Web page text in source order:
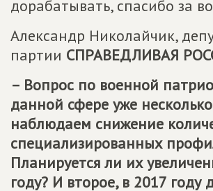
дорабатывать, спасибо за
Александр Николайчик,
партии СПРАВЕДЛИВАЯ
– Вопрос по военной
данной сфере уже
наблюдаем снижение
специализированных
Планируется ли их
году? И второе, в 2017 году